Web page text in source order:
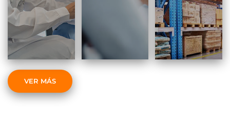
VER MÁS